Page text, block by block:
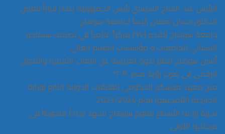
الرئيس عبد الفتاح السيسي رئيس الجمهوربة يصدر قراراً بتعيين
الدكتور حسان نعمان رئيساً لجامعة سوهاج
جامعة سوهاج تتقدم (٩٧) مركزاً عالمياً في تصنيف سيماجو
الإسباني للجامعات و مؤسسات التعليم العالي
ألسن سوهاج تنظم ندوة تعريفية عن اللغات الأجنبية والتحول
الرقمي في ضوء رؤية مصر ٢٠٣٠*
منح معهد موسكو الحكومى للعلاقات الدولية التابع لوزارة
الخارجية (الأمجيمو) لعام 2023/2024
تجربة زراعة الأسطح بعلوم سوهاج تشهد نجاحاً ملحوظاً في
مرحلتها الأولى